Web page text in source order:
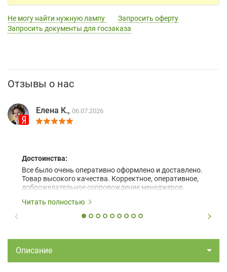
Не могу найти нужную лампу
Запросить оферту
Запросить документы для госзаказа
Отзывы о нас
Елена К., 06.07.2026
Достоинства:
Все было очень оперативно оформлено и доставлено.
Товар высокого качества. Корректное, оперативное,
доброжелательное сопровождение менеджеров.
Читать полностью
Описание